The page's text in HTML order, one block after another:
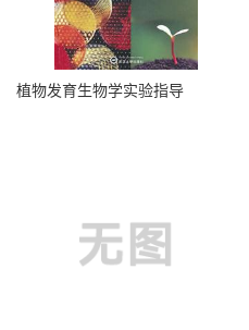
植物发育生物学实验指导